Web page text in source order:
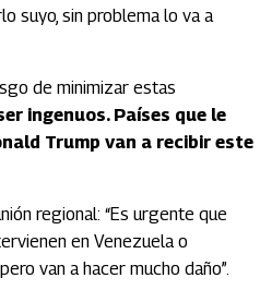
suyo, sin problema lo va a
de minimizar estas
ingenuos. Países que le
Trump van a recibir este
regional: “Es urgente que
en Venezuela o
van a hacer mucho daño”.